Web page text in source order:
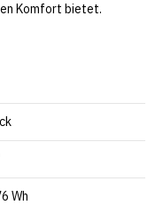
Komfort bietet.
Wh